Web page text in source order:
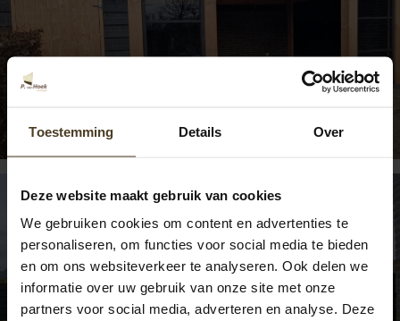
Toestemming Details Over
Deze website maakt gebruik van cookies
We gebruiken cookies om content en advertenties te
personaliseren, om functies voor social media te bieden
en om ons websiteverkeer te analyseren. Ook delen we
informatie over uw gebruik van onze site met onze
partners voor social media, adverteren en analyse. Deze
Douglas overkapping Roggel